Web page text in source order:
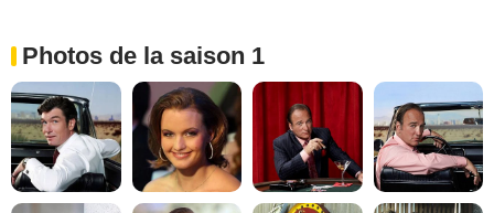
Photos de la saison 1